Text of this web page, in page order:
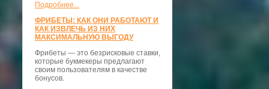
Подробнее...
ФРИБЕТЫ: КАК ОНИ РАБОТАЮТ И
КАК ИЗВЛЕЧЬ ИЗ НИХ
МАКСИМАЛЬНУЮ ВЫГОДУ
Фрибеты — это безрисковые ставки,
которые букмекеры предлагают
своим пользователям в качестве
бонусов.